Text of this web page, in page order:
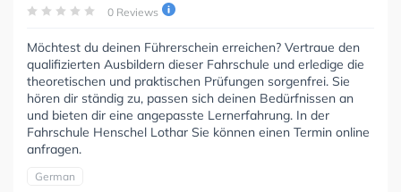
0 Reviews
Möchtest du deinen Führerschein erreichen? Vertraue den
qualifizierten Ausbildern dieser Fahrschule und erledige die
theoretischen und praktischen Prüfungen sorgenfrei. Sie
hören dir ständig zu, passen sich deinen Bedürfnissen an
und bieten dir eine angepasste Lernerfahrung. In der
Fahrschule Henschel Lothar Sie können einen Termin online
anfragen.
German